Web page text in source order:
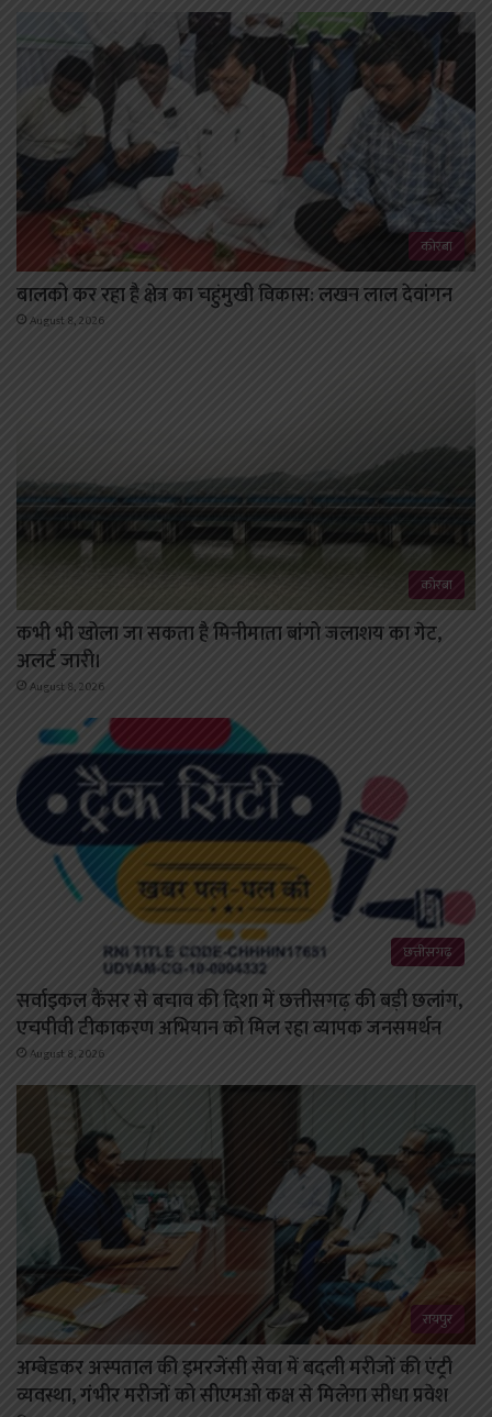
कोरबा
बालको कर रहा है क्षेत्र का चहुंमुखी विकास: लखन लाल देवांगन
August 8, 2026
कोरबा
कभी भी खोला जा सकता है मिनीमाता बांगो जलाशय का गेट,
अलर्ट जारी।
August 8, 2026
छत्तीसगढ़
सर्वाइकल कैंसर से बचाव की दिशा में छत्तीसगढ़ की बड़ी छलांग,
एचपीवी टीकाकरण अभियान को मिल रहा व्यापक जनसमर्थन
August 8, 2026
रायपुर
अम्बेडकर अस्पताल की इमरजेंसी सेवा में बदली मरीजों की एंट्री
व्यवस्था, गंभीर मरीजों को सीएमओ कक्ष से मिलेगा सीधा प्रवेश